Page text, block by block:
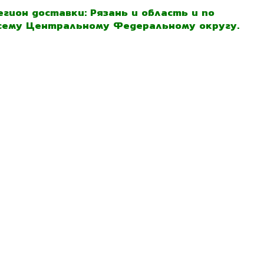
доставки: Рязань и область и по
Центральному Федеральному округу.